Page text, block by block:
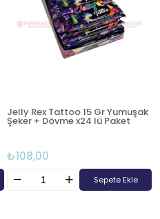
Jelly Rex Tattoo 15 Gr Yumuşak
Şeker + Dövme x24 lü Paket
₺108,00
Sepete Ekle